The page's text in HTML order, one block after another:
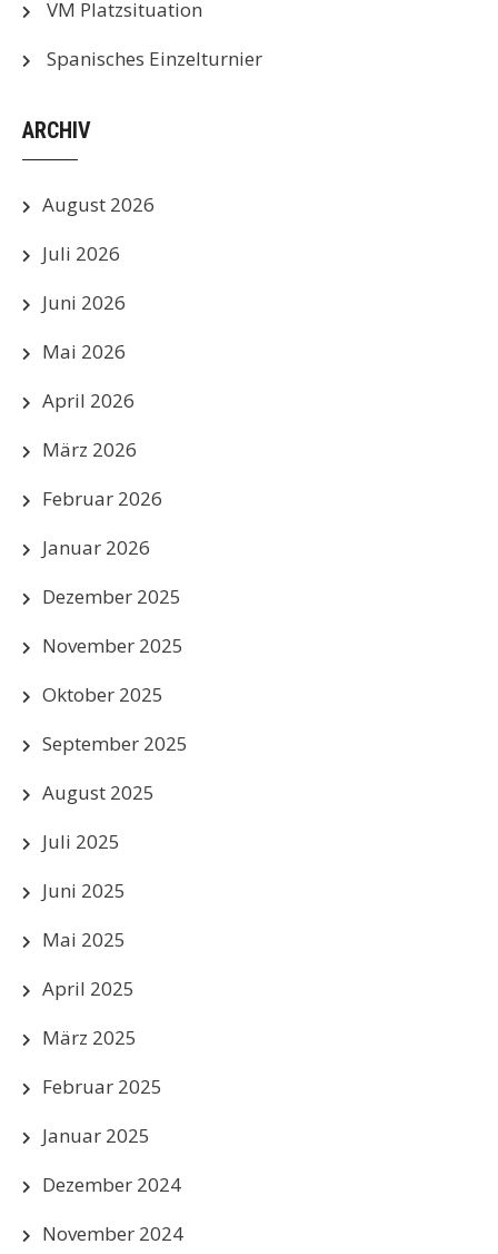
VM Platzsituation
Spanisches Einzelturnier
ARCHIV
August 2026
Juli 2026
Juni 2026
Mai 2026
April 2026
März 2026
Februar 2026
Januar 2026
Dezember 2025
November 2025
Oktober 2025
September 2025
August 2025
Juli 2025
Juni 2025
Mai 2025
April 2025
März 2025
Februar 2025
Januar 2025
Dezember 2024
November 2024